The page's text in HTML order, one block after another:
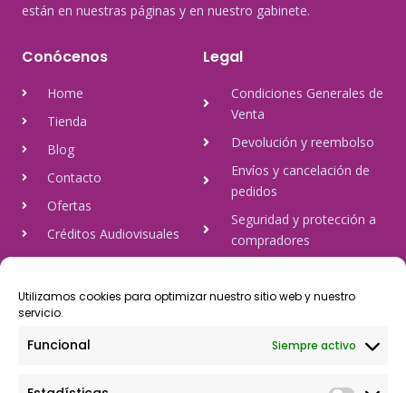
Utilizamos cookies para optimizar nuestro sitio web y nuestro
servicio.
Funcional Siempre activo
están en nuestras páginas y en nuestro gabinete.
Conócenos
Home
Tienda
Blog
Contacto
Ofertas
Créditos Audiovisuales
tulineamagica.com
Legal
Condiciones Generales de
Venta
Devolución y reembolso
Envíos y cancelación de
pedidos
Seguridad y protección a
compradores
Política de cookies